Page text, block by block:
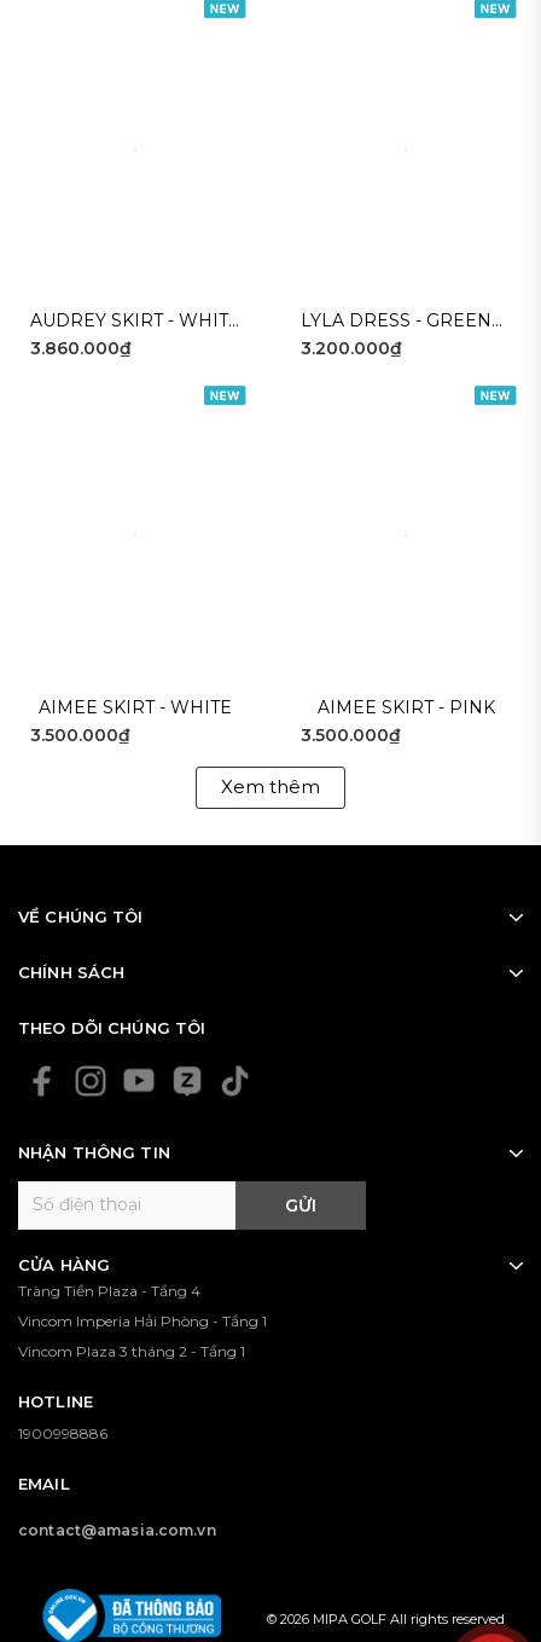
AUDREY SKIRT - WHITE
GREEN
3.860.000₫
LYLA DRESS - GREEN
WHITE
3.200.000₫
AIMEE SKIRT - WHITE
3.500.000₫
AIMEE SKIRT - PINK
3.500.000₫
Xem thêm
VỀ CHÚNG TÔI
CHÍNH SÁCH
THEO DÕI CHÚNG TÔI
NHẬN THÔNG TIN
GỬI
CỬA HÀNG
Tràng Tiền Plaza - Tầng 4
Vincom Imperia Hải Phòng - Tầng 1
Vincom Plaza 3 tháng 2 - Tầng 1
HOTLINE
1900998886
EMAIL
contact@amasia.com.vn
© 2026 MIPA GOLF All rights reserved